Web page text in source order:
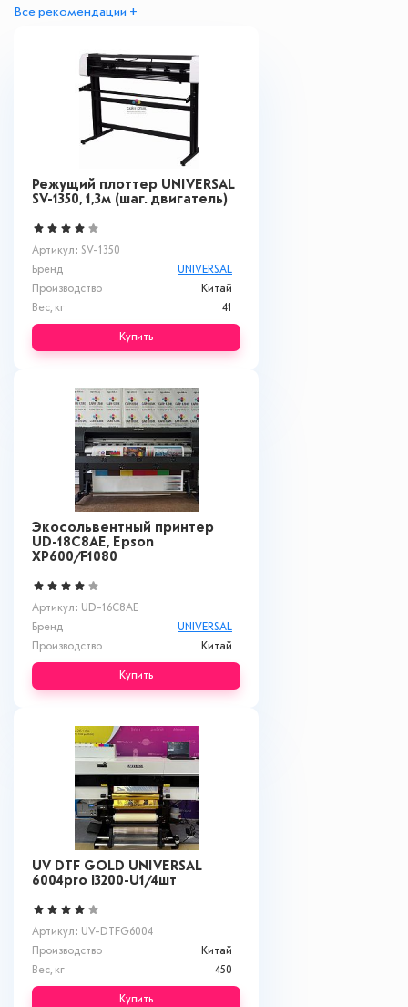
Все рекомендации +
Режущий плоттер UNIVERSAL
SV-1350, 1,3м (шаг. двигатель)
Артикул: SV-1350
Бренд
UNIVERSAL
Производство
Китай
Вес, кг
41
Купить
Экосольвентный принтер
UD-18C8AЕ, Epson
XP600/F1080
Артикул: UD-16C8AE
Бренд
UNIVERSAL
Производство
Китай
Купить
UV DTF GOLD UNIVERSAL
6004pro i3200-U1/4шт
Артикул: UV-DTFG6004
Производство
Китай
Вес, кг
450
Купить